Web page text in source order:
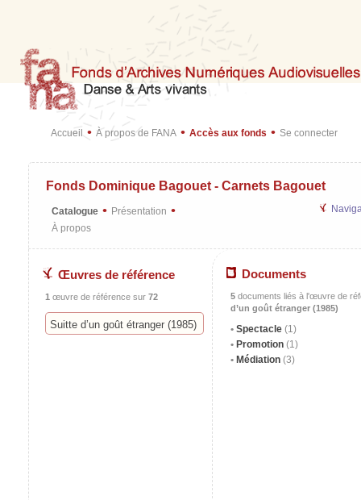
Accueil • À propos de FANA • Accès aux fonds • Se connecter
Fonds Dominique Bagouet - Carnets Bagouet
Catalogue • Présentation •
À propos
Œuvres de référence
1 œuvre de référence sur 72
Suitte d’un goût étranger (1985)
Documents
5 documents liés à l'œuvre de
d’un goût étranger (1985)
Spectacle (1)
Promotion (1)
Médiation (3)